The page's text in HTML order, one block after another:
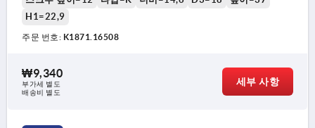
H1=22,9
주문 번호: K1871.16508
₩9,340
부가세 별도
배송비 별도
세부 사항